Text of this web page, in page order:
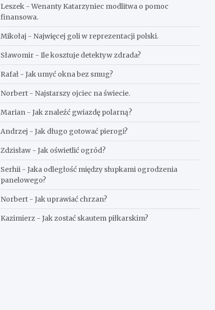
Leszek -Wenanty Katarzyniec modlitwa o pomoc
finansowa.
Mikołaj - Najwięcej goli w reprezentacji polski.
Sławomir -Ile kosztuje detektyw zdrada?
Rafał -Jak umyć okna bez smug?
Norbert - Najstarszy ojciec na świecie.
Marian -Jak znaleźć gwiazdę polarną?
Andrzej -Jak długo gotować pierogi?
Zdzisław -Jak oświetlić ogród?
Serhii -Jaka odległość między słupkami ogrodzenia
panelowego?
Norbert -Jak uprawiać chrzan?
Kazimierz -Jak zostać skautem piłkarskim?